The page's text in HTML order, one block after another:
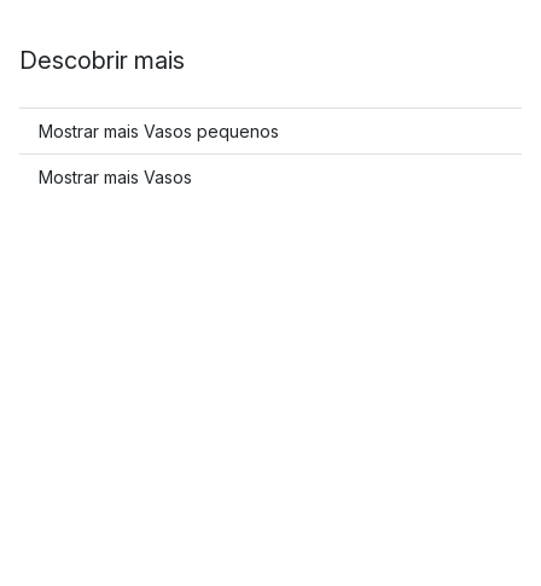
Descobrir mais
Mostrar mais Vasos pequenos
Mostrar mais Vasos